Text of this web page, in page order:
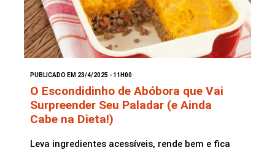
Pães
Saladas
PUBLICADO EM 23/4/2025 - 11H00
O Escondidinho de Abóbora que Vai
Surpreender Seu Paladar (e Ainda
Cabe na Dieta!)
Leva ingredientes acessíveis, rende bem e fica